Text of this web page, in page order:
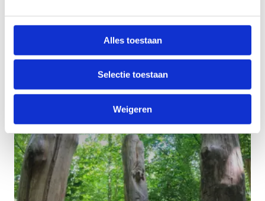
Alles toestaan
Selectie toestaan
Weigeren
Leg een ruiter- en/of menroute